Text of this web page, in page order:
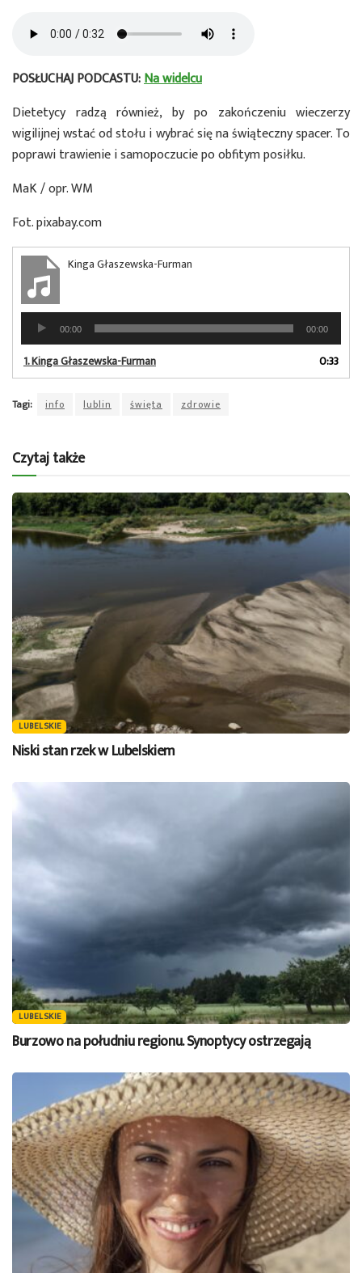
POSŁUCHAJ PODCASTU:Na widelcu
Dietetycy radzą również, by po zakończeniu wieczerzy
wigilijnej wstać od stołu i wybrać się na świąteczny spacer. To
poprawi trawienie i samopoczucie po obfitym posiłku.
MaK / opr. WM
Fot. pixabay.com
Kinga Głaszewska-Furman
Odtwarzacz
plików
dźwiękowych
00:00 00:00
1.Kinga Głaszewska-Furman 0:33
Tagi: info lublin święta zdrowie
Czytaj także
LUBELSKIE
Niski stan rzek w Lubelskiem
LUBELSKIE
Burzowo na południu regionu. Synoptycy ostrzegają